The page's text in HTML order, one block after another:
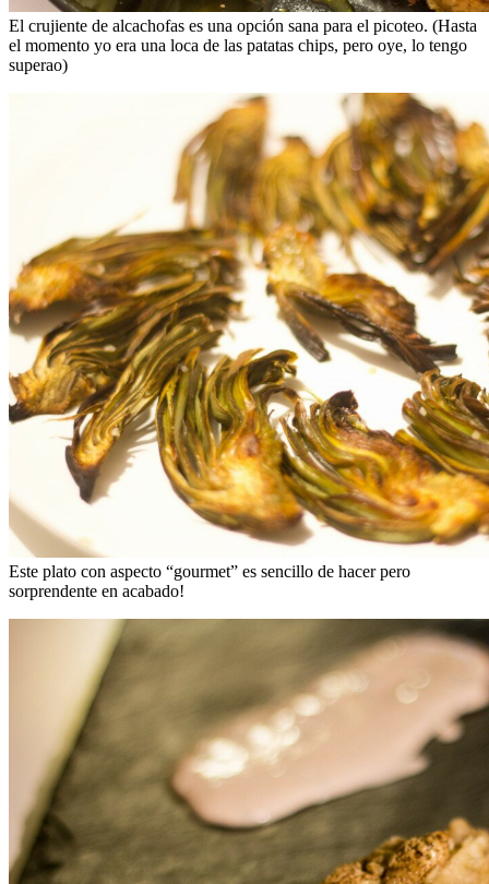
El crujiente de alcachofas es una opción sana para el picoteo. (Hasta
el momento yo era una loca de las patatas chips, pero oye, lo tengo
superao)
Este plato con aspecto “gourmet” es sencillo de hacer pero
sorprendente en acabado!